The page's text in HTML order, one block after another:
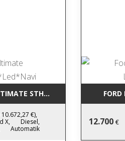
€),
X,
Diesel,
Automatik
12.700 €